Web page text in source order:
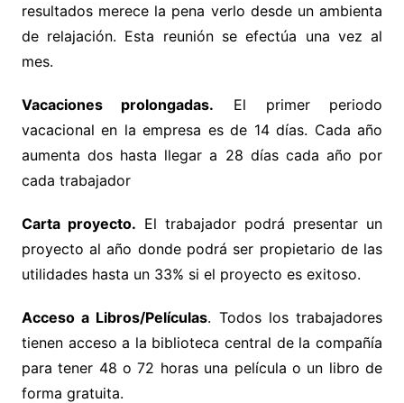
resultados merece la pena verlo desde un ambienta
de relajación. Esta reunión se efectúa una vez al
mes.
Vacaciones prolongadas.
El primer periodo
vacacional en la empresa es de 14 días. Cada año
aumenta dos hasta llegar a 28 días cada año por
cada trabajador
Carta proyecto. El trabajador podrá presentar un
proyecto al año donde podrá ser propietario de las
utilidades hasta un 33% si el proyecto es exitoso.
Acceso a Libros/Películas. Todos los trabajadores
tienen acceso a la biblioteca central de la compañía
para tener 48 o 72 horas una película o un libro de
forma gratuita.